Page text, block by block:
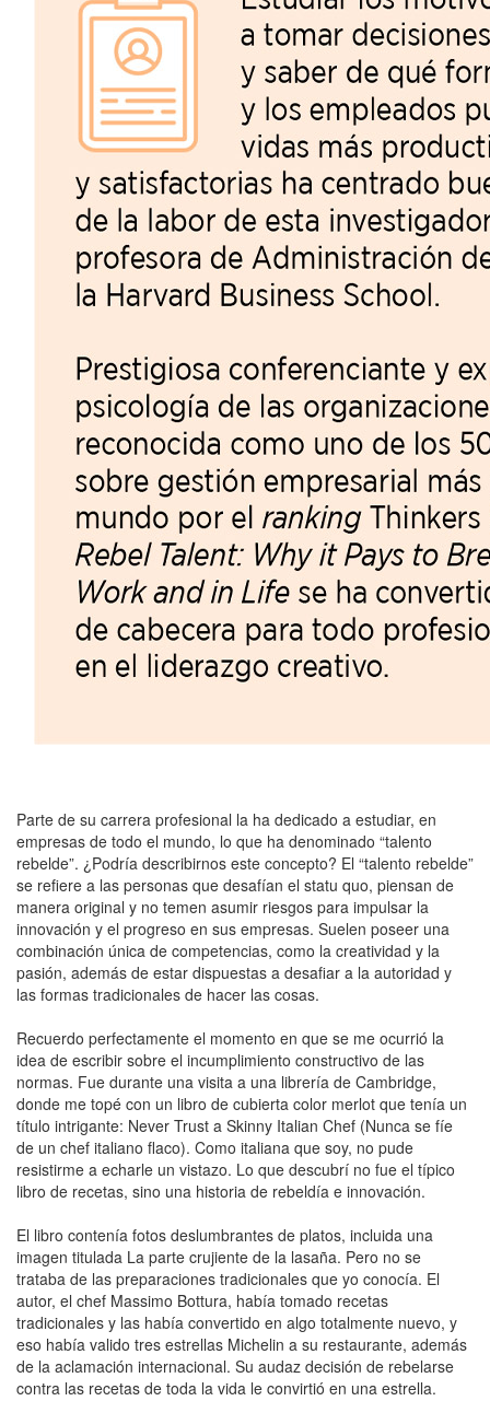
Parte de su carrera profesional la ha dedicado a estudiar, en
empresas de todo el mundo, lo que ha denominado “talento
rebelde”. ¿Podría describirnos este concepto? El “talento rebelde”
se refiere a las personas que desafían el statu quo, piensan de
manera original y no temen asumir riesgos para impulsar la
innovación y el progreso en sus empresas. Suelen poseer una
combinación única de competencias, como la creatividad y la
pasión, además de estar dispuestas a desafiar a la autoridad y
las formas tradicionales de hacer las cosas.
Recuerdo perfectamente el momento en que se me ocurrió la
idea de escribir sobre el incumplimiento constructivo de las
normas. Fue durante una visita a una librería de Cambridge,
donde me topé con un libro de cubierta color merlot que tenía un
título intrigante: Never Trust a Skinny Italian Chef (Nunca se fíe
de un chef italiano flaco). Como italiana que soy, no pude
resistirme a echarle un vistazo. Lo que descubrí no fue el típico
libro de recetas, sino una historia de rebeldía e innovación.
El libro contenía fotos deslumbrantes de platos, incluida una
imagen titulada La parte crujiente de la lasaña. Pero no se
trataba de las preparaciones tradicionales que yo conocía. El
autor, el chef Massimo Bottura, había tomado recetas
tradicionales y las había convertido en algo totalmente nuevo, y
eso había valido tres estrellas Michelin a su restaurante, además
de la aclamación internacional. Su audaz decisión de rebelarse
contra las recetas de toda la vida le convirtió en una estrella.